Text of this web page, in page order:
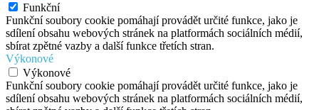
Funkční
Funkční soubory cookie pomáhají provádět určité funkce, jako je
sdílení obsahu webových stránek na platformách sociálních médií,
sbírat zpětné vazby a další funkce třetích stran.
Výkonové
Výkonové
Funkční soubory cookie pomáhají provádět určité funkce, jako je
sdílení obsahu webových stránek na platformách sociálních médií,